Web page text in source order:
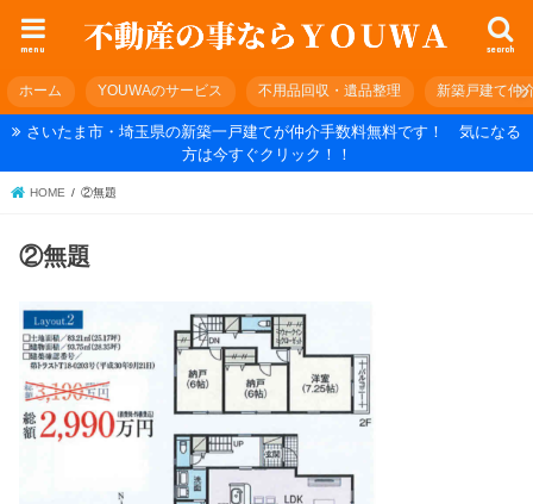
search
menu
ホーム YOUWAのサービス 不用品回収・遺品整理 新築戸建て仲
さいたま市・埼玉県の新築一戸建てが仲介手数料無料です！ 気になる
方は今すぐクリック！！
HOME ②無題
②無題